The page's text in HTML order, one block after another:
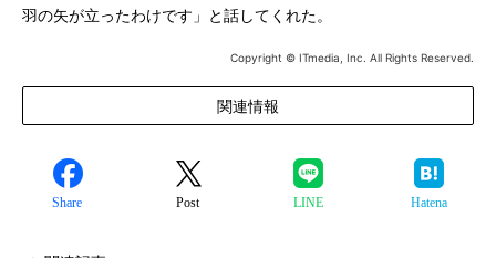
羽の矢が立ったわけです」と話してくれた。
Copyright © ITmedia, Inc. All Rights Reserved.
関連情報
Share Post LINE Hatena